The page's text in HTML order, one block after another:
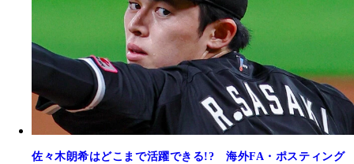
佐々木朗希はどこまで活躍できる!? 海外FA・ポスティング